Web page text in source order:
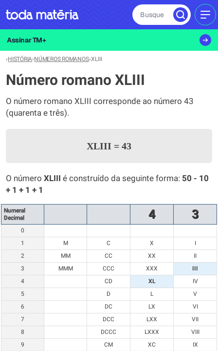
Busque
Assinar TM+
›HISTÓRIA›NÚMEROS ROMANOS›XLIII
Número romano XLIII
O número romano XLIII corresponde ao número 43
(quarenta e três).
XLIII = 43
O número XLIII é construído da seguinte forma: 50 - 10
+ 1 + 1 + 1
Numeral
Decimal
4 3
0
1
M C X
I
2
MM CC XX
II
3
MMM CCC XXX
III
4
CD XL
IV
5
D L
V
6
DC LX
VI
7
DCC LXX
VII
8
DCCC LXXX
VIII
9
CM XC IX